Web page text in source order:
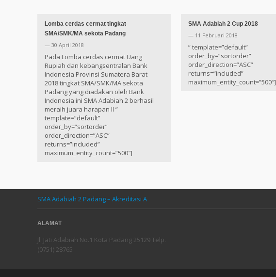
Lomba cerdas cermat tingkat
SMA/SMK/MA sekota Padang
— 30 April 2018
Pada Lomba cerdas cermat Uang
Rupiah dan kebangsentralan Bank
Indonesia Provinsi Sumatera Barat
2018 tingkat SMA/SMK/MA sekota
Padang yang diadakan oleh Bank
Indonesia ini SMA Adabiah 2 berhasil
meraih juara harapan II ”
template=”default”
order_by=”sortorder”
order_direction=”ASC”
returns=”included”
maximum_entity_count=”500″]
SMA Adabiah 2 Cup 2018
— 11 Februari 2018
” template=”default”
order_by=”sortorder”
order_direction=”ASC”
returns=”included”
maximum_entity_count=”500″]
SMA Adabiah 2 Padang – Akreditasi A
ALAMAT
Jl. Jati Adabiah No.1 Kota Padang 25129 Telp.
(0751) 28765